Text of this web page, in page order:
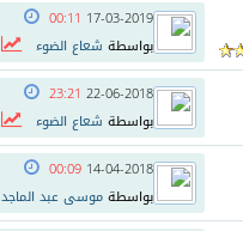
17-03-2019
00:11
بواسطة شعاع الضوء
22-06-2018
23:21
بواسطة شعاع الضوء
14-04-2018
00:09
بواسطةموسى عبد الماجد